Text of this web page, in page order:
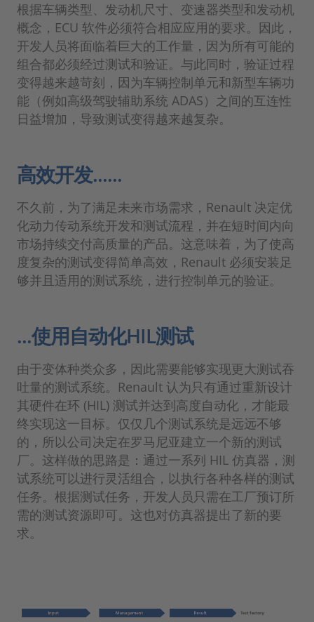
根据车辆类型、发动机尺寸、变速器类型和发动机
概念，ECU 软件必须符合相应应用的要求。因此，
开发人员将面临着巨大的工作量，因为所有可能的
组合都必须经过测试和验证。与此同时，验证过程
变得越来越苛刻，因为车辆控制单元和新型车辆功
能（例如高级驾驶辅助系统 ADAS）之间的互连性
日益增加，导致测试变得越来越复杂。
高效开发......
不久前，为了满足未来市场需求，Renault 决定优
化动力传动系统开发和测试流程，并在短时间内向
市场持续交付高质量的产品。这意味着，为了使高
度复杂的测试变得简单高效，Renault 必须安装足
够并且适用的测试系统，进行控制单元的验证。
...使用自动化HIL测试
由于变体种类众多，因此需要能够实现更大测试吞
吐量的测试系统。Renault 认为只有通过重新设计
其硬件在环 (HIL) 测试并达到高度自动化，才能最
终实现这一目标。仅仅几个测试系统是远远不够
的，所以公司决定在罗马尼亚建立一个新的测试
厂。这样做的思路是：通过一系列 HIL 仿真器，测
试系统可以进行灵活组合，以执行各种各样的测试
任务。根据测试任务，开发人员只需在工厂预订所
需的测试资源即可。这也对仿真器提出了新的要
求。